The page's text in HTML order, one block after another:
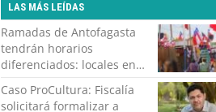
LAS MÁS LEÍDAS
Ramadas de Antofagasta
tendrán horarios
diferenciados: locales en
zonas residenciales
deberán cerrar a la 1:00 de
Caso ProCultura: Fiscalía
solicitará formalizar a